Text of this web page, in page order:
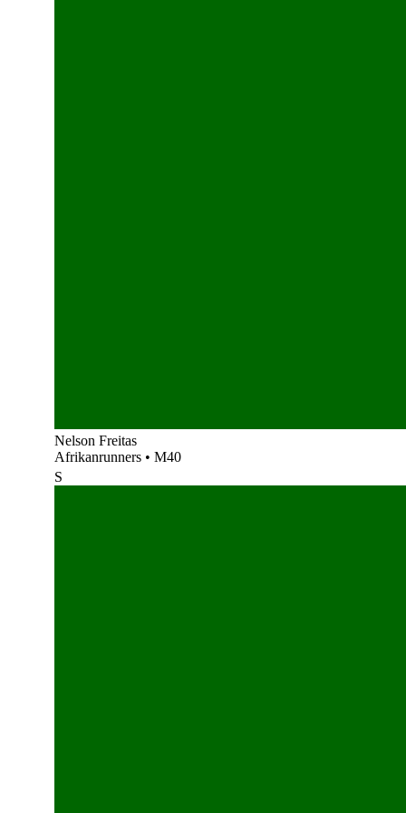
Nelson Freitas
Afrikanrunners • M40
S